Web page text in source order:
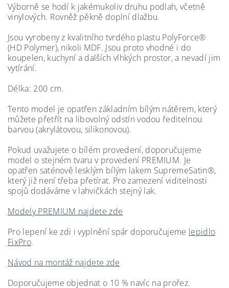
Výborně se hodí k jakémukoliv druhu podlah, včetně
vinylových. Rovněž pěkně doplní dlažbu.
Jsou vyrobeny z kvalitního tvrdého plastu PolyForce®
(HD Polymer), nikoli MDF. Jsou proto vhodné i do
koupelen, kuchyní a dalších vlhkých prostor, a nevadí jim
vytírání.
Délka: 200 cm.
Tento model je opatřen základním bílým nátěrem, který
můžete přetřít na libovolný odstín vodou ředitelnou
barvou (akrylátovou, silikonovou).
Pokud uvažujete o bílém provedení, doporučujeme
model o stejném tvaru v provedení PREMIUM. Je
opatřen saténově lesklým bílým lakem SupremeSatin®,
který již není třeba přetírat. Pro zamezení viditelnosti
spojů dodáváme v lahvičkách stejný lak.
Modely PREMIUM najdete zde
Pro lepení ke zdi i vyplnění spár doporučujeme lepidlo
FixPro.
Návod na montáž najdete zde
Doporučujeme objednat o 10 % navíc na prořez.